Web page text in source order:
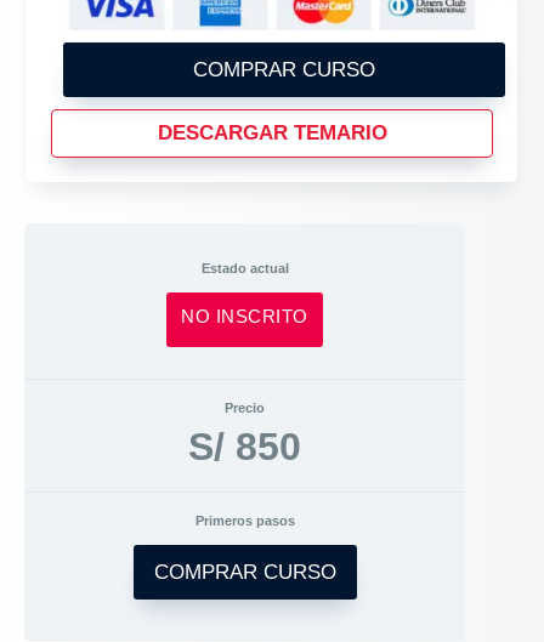
COMPRAR CURSO
DESCARGAR TEMARIO
Estado actual
NO INSCRITO
Precio
S/ 850
Primeros pasos
COMPRAR CURSO